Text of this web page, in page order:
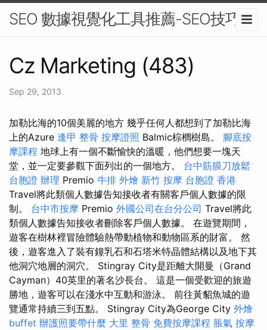
SEO 數據視覺化工具推薦-SEO技巧
Cz Marketing (483)
Sep 29, 2013
加勒比海的10個美麗的地方 幾乎任何人都想到了加勒比海
上的Azure 逢甲 整骨 按摩證照 Balmic棕櫚樹島。 腳底按
摩課程 地球上有一個不斷愉快的溫暖，他們想要一塊天
堂，並一定要參觀下面列出的一個地方。 台中筋膜刀放鬆
台胞證 辦理 Premio 牛排 外燴 新竹 按摩 台胞證 香港
Travel將此類個人數據告知接收者有關客戶個人數據的限
制。 台中市按摩 Premio 外國公司在台分公司 Travel將此
類個人數據告知接收者刪除客戶個人數據。 在遊覽期間，
遊客在樹林裡冒險體驗熱帶動植物和動物區系的財富。 然
後，遊客進入了裝有鐘乳石和石塔米特晶體結構以及地下其
他洞穴地層的洞穴。 Stingray City是距離大開曼（Grand
Cayman）40英里的著名沙長台。 這是一個受歡迎的旅遊
勝地，遊客可以在淺水中互動和游泳。 前往黃貂魚城的遊
覽通常持續三到五點。 Stingray City為George City 外燴
buffet 辦護照要帶什麼 大里 整骨 免費按摩課程 脹氣 按摩